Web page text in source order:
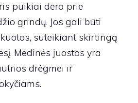
puikiai dera prie
grindų. Jos gali būti
suteikiant skirtingą
Medinės juostos yra
drėgmei ir